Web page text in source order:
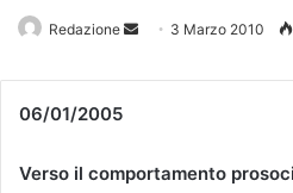
Redazione
Invia 3 Marzo 2010
06/01/2005
Verso il comportamento